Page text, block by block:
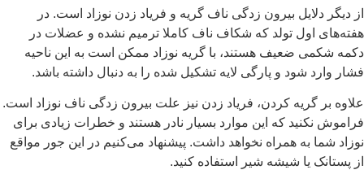
از دیگر دلایل بیرون‌ زدگی ناف گریه و فریاد زدن نوزاد است. در
هفته‌های اول تولد که شکاف ناف کاملا ترمیم نشده و عضلات در
دکمه شکمی ضعیف هستند، با گریه نوزاد ممکن است به این ناحیه
فشار وارد شود و پارگی لایه تشکیل شده را به دنبال داشته باشد.
علاوه بر گریه کردن، فریاد زدن نیز علت بیرون زدگی ناف نوزاد است.
فراموش نکنید که این موارد بسیار نادر هستند و خطرات زیادی برای
نوزاد شما به همراه نخواهد داشت. پیشنهاد می‌کنیم در این جور مواقع
از پستانک یا شیشه شیر استفاده کنید.